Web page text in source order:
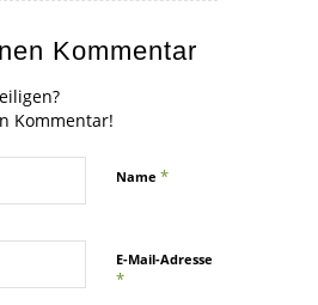
Kommentar
Kommentar!
Name *
E-Mail-Adresse
*